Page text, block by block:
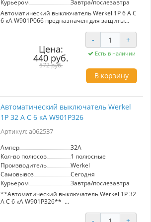
Курьером
Завтра/послезавтра
Автоматический выключатель Werkel 1P 6 A C
6 кА W901P066 предназначен для защиты
и перегрева. С номинальным током 6A и
максимальным током 6kA, он обеспечивает
надежную работу с высококачественными
медными расцепителями и пламягасителями.
Высокопрочный пластик и надежные
механизмы гарантируют долговечность и
безопасность в эксплуатации.
Цена:
440 руб.
572 руб.
- +
Есть в наличии
В корзину
Автоматический выключатель Werkel
1P 32 A C 6 кА W901P326
Артикул: a062537
Ампер
32A
Кол-во полюсов
1 полюсные
Производитель
Werkel
Самовывоз
Сегодня
Курьером
Завтра/послезавтра
**Автоматический выключатель Werkel 1P 32
A C 6 кА W901P326**